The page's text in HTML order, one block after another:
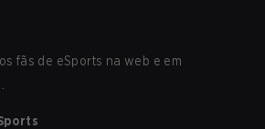
fãs de eSports na web e em